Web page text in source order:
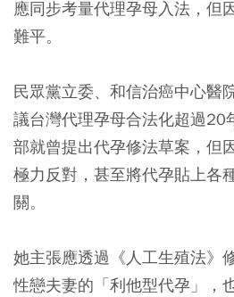
應同步考量代理孕母入法，但
難平。
民眾黨立委、和信治癌中心醫
議台灣代理孕母合法化超過20
部就曾提出代孕修法草案，但
極力反對，甚至將代孕貼上各
關。
她主張應透過《人工生殖法》
性戀夫妻的「利他型代孕」，